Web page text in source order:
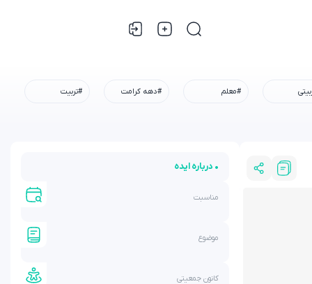
#معلم #دهه کرامت #تربیت
• درباره ایده
مناسبت
موضوع
کانون جمعیتی